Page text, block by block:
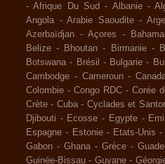
-Afrique Du Sud - Albanie -
Angola -Arabie Saoudite -
Azerbaïdjan - Açores -
Belize - Bhoutan - Birmanie -
Botswana - Brésil - Bulgarie -
Cambodge - Cameroun -
Colombie - Congo RDC - Corée
Crète - Cuba - Cyclades et
Djibouti - Ecosse - Egypte -
Espagne - Estonie - Etats-Unis -
Gabon - Ghana - Grèce -
Guinée-Bissau - Guyane -